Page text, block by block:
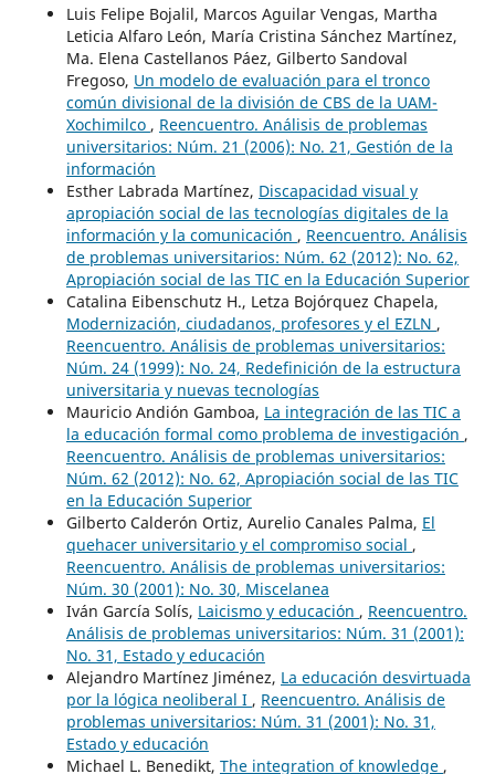
Luis Felipe Bojalil, Marcos Aguilar Vengas, Martha
Leticia Alfaro León, María Cristina Sánchez Martínez,
Ma. Elena Castellanos Páez, Gilberto Sandoval
Fregoso, Un modelo de evaluación para el tronco
común divisional de la división de CBS de la UAM-
Xochimilco , Reencuentro. Análisis de problemas
universitarios: Núm. 21 (2006): No. 21, Gestión de la
información
Esther Labrada Martínez, Discapacidad visual y
apropiación social de las tecnologías digitales de la
información y la comunicación , Reencuentro. Análisis
de problemas universitarios: Núm. 62 (2012): No. 62,
Apropiación social de las TIC en la Educación Superior
Catalina Eibenschutz H., Letza Bojórquez Chapela,
Modernización, ciudadanos, profesores y el EZLN ,
Reencuentro. Análisis de problemas universitarios:
Núm. 24 (1999): No. 24, Redefinición de la estructura
universitaria y nuevas tecnologías
Mauricio Andión Gamboa, La integración de las TIC a
la educación formal como problema de investigación ,
Reencuentro. Análisis de problemas universitarios:
Núm. 62 (2012): No. 62, Apropiación social de las TIC
en la Educación Superior
Gilberto Calderón Ortiz, Aurelio Canales Palma, El
quehacer universitario y el compromiso social ,
Reencuentro. Análisis de problemas universitarios:
Núm. 30 (2001): No. 30, Miscelanea
Iván García Solís, Laicismo y educación , Reencuentro.
Análisis de problemas universitarios: Núm. 31 (2001):
No. 31, Estado y educación
Alejandro Martínez Jiménez, La educación desvirtuada
por la lógica neoliberal I , Reencuentro. Análisis de
problemas universitarios: Núm. 31 (2001): No. 31,
Estado y educación
Michael L. Benedikt, The integration of knowledge ,